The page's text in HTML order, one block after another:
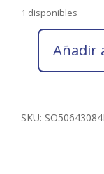
1 disponibles
2026
ORTIZ
MUÑOZ
Añadir
SKU: